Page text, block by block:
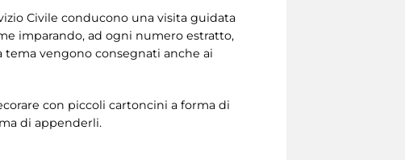
Civile conducono una visita guidata
imparando, ad ogni numero estratto,
vengono consegnati anche ai
con piccoli cartoncini a forma di
di appenderli.